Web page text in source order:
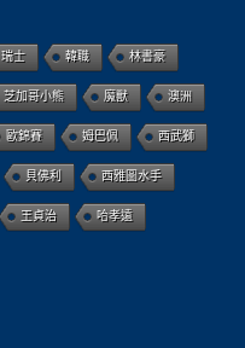
瑞士 韓職 林書豪
芝加哥小熊 魔獸 澳洲
歐錦賽 姆巴佩 西武獅
貝佛利 西雅圖水手
王貞治 哈孝遠